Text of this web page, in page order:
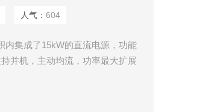
人气：604
内集成了15kW的直流电源，功能
并机，主动均流，功率最大扩展
能。